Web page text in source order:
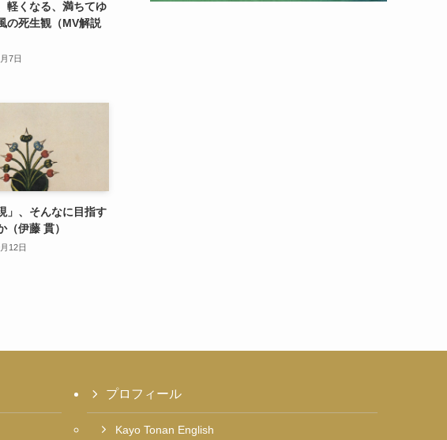
軽くなる、満ちてゆ
の死生観（MV解説
7日
」、そんなに目指す
（伊藤 貫）
12日
プロフィール
Kayo Tonan English